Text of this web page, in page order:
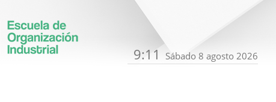
9:11 Sábado 8 agosto 2026